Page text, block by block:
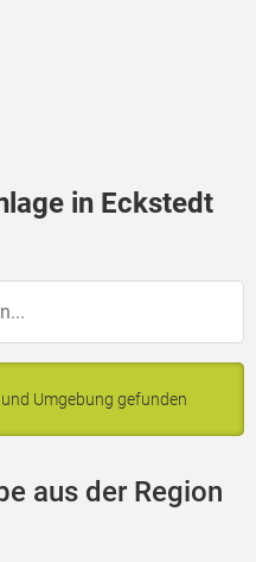
in Eckstedt
Umgebung gefunden
aus der Region